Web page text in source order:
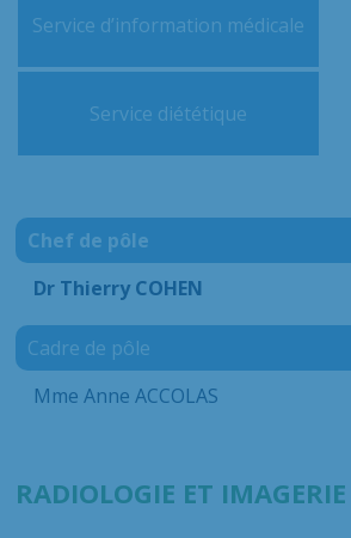
Service d’information médicale
Service diététique
Chef de pôle
Dr Thierry COHEN
Cadre de pôle
Mme Anne ACCOLAS
RADIOLOGIE ET